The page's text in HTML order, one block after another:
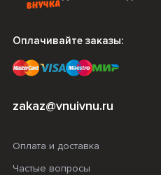
Оплачивайте заказы:
zakaz@vnuivnu.ru
Оплата и доставка
Частые вопросы